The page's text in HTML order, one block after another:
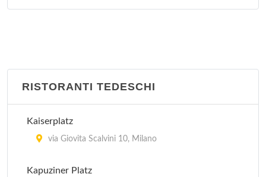
RISTORANTI TEDESCHI
Kaiserplatz
via Giovita Scalvini 10, Milano
Kapuziner Platz